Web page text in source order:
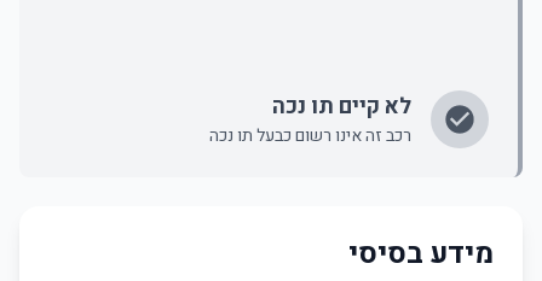
לא קיים תו נכה
רכב זה אינו רשום כבעל תו נכה
מידע בסיסי